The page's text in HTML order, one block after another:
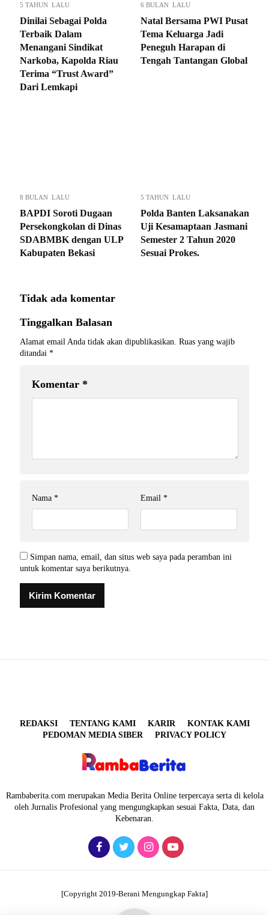
5 TAHUN LALU
Dinilai Sebagai Polda
Terbaik Dalam
Menangani Sindikat
Narkoba, Kapolda Riau
Terima “Trust Award”
Dari Lemkapi
6 BULAN LALU
Natal Bersama PWI Pusat
Tema Keluarga Jadi
Peneguh Harapan di
Tengah Tantangan Global
8 BULAN LALU
BAPDI Soroti Dugaan
Persekongkolan di Dinas
SDABMBK dengan ULP
Kabupaten Bekasi
5 TAHUN LALU
Polda Banten Laksanakan
Uji Kesamaptaan Jasmani
Semester 2 Tahun 2020
Sesuai Prokes.
Tidak ada komentar
Tinggalkan Balasan
Alamat email Anda tidak akan dipublikasikan. Ruas yang wajib
ditandai *
Komentar *
Nama * Email *
Simpan nama, email, dan situs web saya pada peramban ini
untuk komentar saya berikutnya.
REDAKSI TENTANG KAMI KARIR
KONTAK KAMI
PEDOMAN MEDIA SIBER
PRIVACY POLICY
Rambaberita.com merupakan Media Berita Online terpercaya serta di kelola
oleh Jurnalis Profesional yang mengungkapkan sesuai Fakta, Data, dan
Kebenaran.
[Copyright 2019-Berani Mengungkap Fakta]